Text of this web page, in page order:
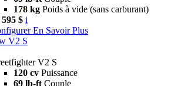
178 kg Poids à vide (sans carburant)
595 $ i
En Savoir Plus
V2 S
V2 S
120 cv Puissance
69 lb-ft Couple